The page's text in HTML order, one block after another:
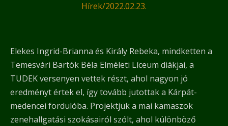
Hírek/2022.02.23.
Elekes Ingrid-Brianna és Király Rebeka, mindketten a
Temesvári Bartók Béla Elméleti Líceum diákjai, a
TUDEK versenyen vettek részt, ahol nagyon jó
eredményt értek el, így tovább jutottak a Kárpát-
medencei fordulóba. Projektjük a mai kamaszok
zenehallgatási szokásairól szólt, ahol különböző